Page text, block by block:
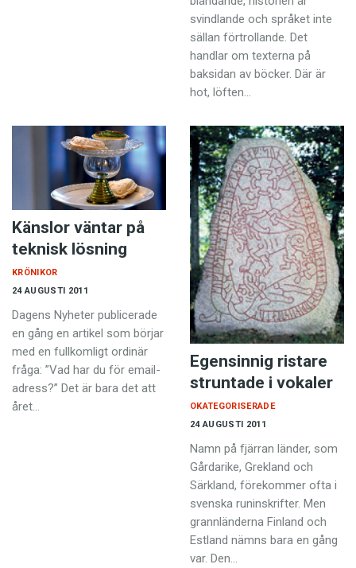
svindlande och språket inte
sällan förtrollande. Det
handlar om texterna på
baksidan av böcker. Där är
hot, löften…
Känslor väntar på
teknisk lösning
24 AUGUSTI 2011
KRÖNIKOR
Dagens Nyheter publicerade
en gång en artikel som börjar
med en fullkomligt ordinär
fråga: ”Vad har du för email-
adress?” Det är bara det att
året…
Egensinnig ristare
struntade i vokaler
24 AUGUSTI 2011
OKATEGORISERADE
Namn på fjärran länder, som
Gårdarike, Grekland och
Särkland, förekommer ofta i
svenska runinskrifter. Men
grannländerna Finland och
Estland nämns bara en gång
var. Den…